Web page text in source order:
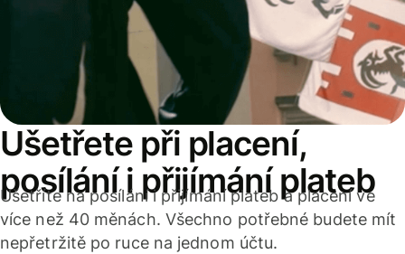
Ušetřete při placení,
posílání i přijímání plateb
Ušetříte na posílání i přijímání plateb a placení ve
více než 40 měnách. Všechno potřebné budete mít
nepřetržitě po ruce na jednom účtu.